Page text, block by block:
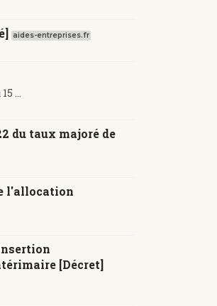
aides-entreprises.fr
...
du taux majoré de
l'allocation
[Décret]